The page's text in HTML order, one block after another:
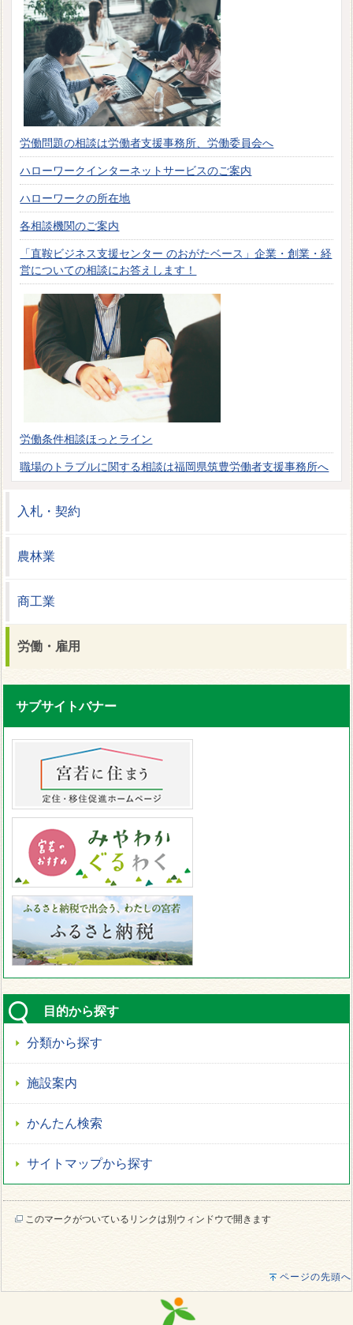
労働問題の相談は労働者支援事務所、労働委員会へ
ハローワークインターネットサービスのご案内
ハローワークの所在地
各相談機関のご案内
「直鞍ビジネス支援センター のおがたベース」企業・創業・経
営についての相談にお答えします！
労働条件相談ほっとライン
職場のトラブルに関する相談は福岡県筑豊労働者支援事務所へ
入札・契約
農林業
商工業
労働・雇用
サブサイトバナー
目的から探す
分類から探す
施設案内
かんたん検索
サイトマップから探す
このマークがついているリンクは別ウィンドウで開きます
ページの先頭へ